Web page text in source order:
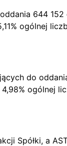
644 152
ogólnej
do
ogólnej
Spółki, a